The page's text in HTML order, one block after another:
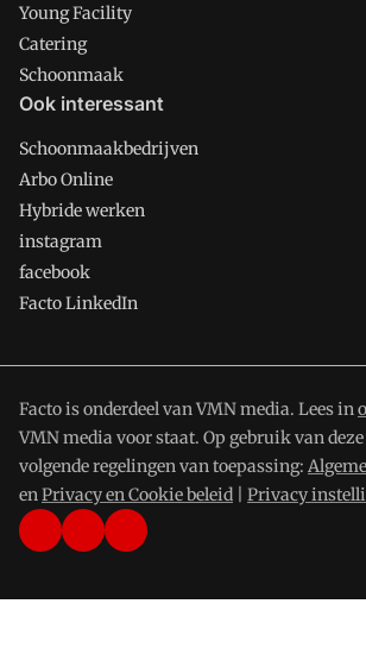
Young Facility
Catering
Schoonmaak
Ook interessant
Schoonmaakbedrijven
Arbo Online
Hybride werken
instagram
facebook
Facto LinkedIn
Facto is onderdeel van VMN media. Lees in
VMN media voor staat. Op gebruik van
volgende regelingen van toepassing:
enPrivacy en Cookie beleid Privacy